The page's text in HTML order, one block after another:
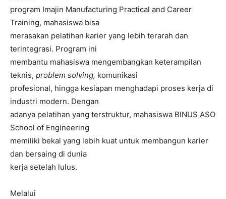
program Imajin Manufacturing Practical and Career
Training, mahasiswa bisa
merasakan pelatihan karier yang lebih terarah dan
terintegrasi. Program ini
membantu mahasiswa mengembangkan keterampilan
teknis, problem solving, komunikasi
profesional, hingga kesiapan menghadapi proses kerja di
industri modern. Dengan
adanya pelatihan yang terstruktur, mahasiswa BINUS ASO
School of Engineering
memiliki bekal yang lebih kuat untuk membangun karier
dan bersaing di dunia
kerja setelah lulus.
Melalui